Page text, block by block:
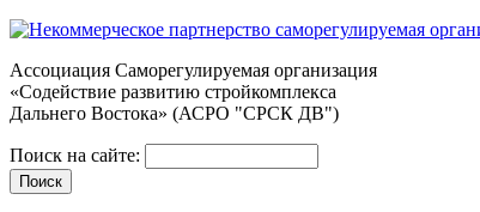
Ассоциация Cаморегулируемая организация
«Содействие развитию стройкомплекса
Дальнего Востока» (АСРО "СРСК ДВ")
Поиск на сайте: